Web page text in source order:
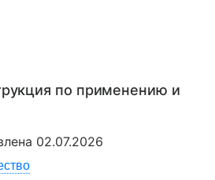
по применению и
02.07.2026